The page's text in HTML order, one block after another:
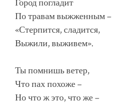
Город погладит
По травам выжженным –
«Стерпится, сладится,
Выжили, выживем».
Ты помнишь ветер,
Что пах похоже –
Но что ж это, что же –